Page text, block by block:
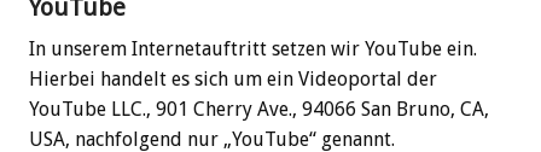
YouTube
In unserem Internetauftritt setzen wir YouTube ein.
Hierbei handelt es sich um ein Videoportal der
YouTube LLC., 901 Cherry Ave., 94066 San Bruno, CA,
USA, nachfolgend nur „YouTube“ genannt.